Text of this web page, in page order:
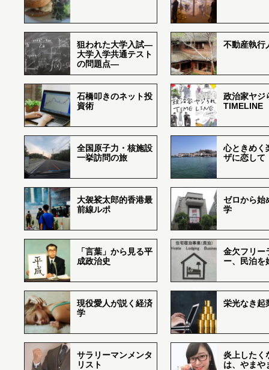
狙われた大学入試―
大学入学共通テスト
の問題点―
不動産執行
石橋叩きのネット投
資術
政治家ヤジ
TIMELINE
全国原子力・核施設
一挙訪問の旅
心ときめく
ザに恋して
大袈裟太郎的香港最
前線ルポ
ゼロから始
学
「言葉」から見る平
成政治史
金欠フリー
ー、民泊を
現役愛人が説く経済
学
栄光なき起
サラリーマンメンタ
リスト
炎上したく
は、やまや